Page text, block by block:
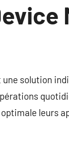
une solution
leurs